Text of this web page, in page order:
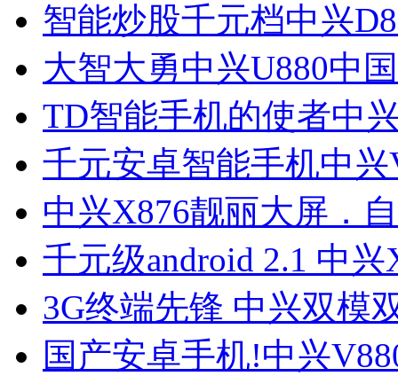
智能炒股千元档中兴
大智大勇中兴U880中
TD智能手机的使者中
千元安卓智能手机中
中兴X876靓丽大屏．
千元级android 2.1 中兴
3G终端先锋 中兴双模
国产安卓手机!中兴